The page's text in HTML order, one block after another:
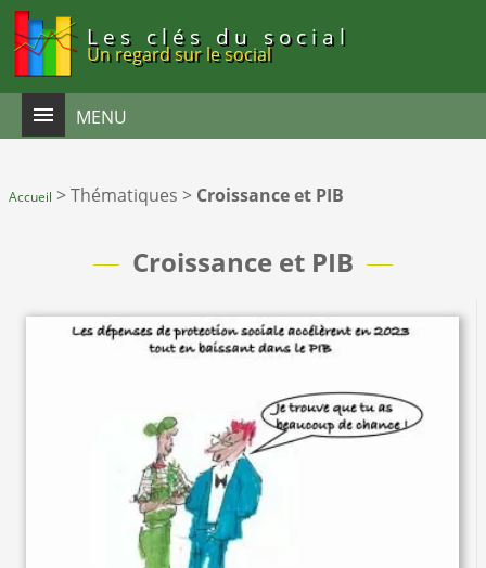
Les clés du social
Un regard sur le social
MENU
Accueil >Thématiques > Croissance et PIB
Croissance et PIB
Panneau de gestion des cookies